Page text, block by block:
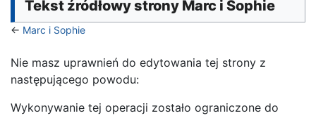
Tekst źródłowy strony Marc i Sophie
← Marc i Sophie
Nie masz uprawnień do edytowania tej strony z
następującego powodu:
Wykonywanie tej operacji zostało ograniczone do